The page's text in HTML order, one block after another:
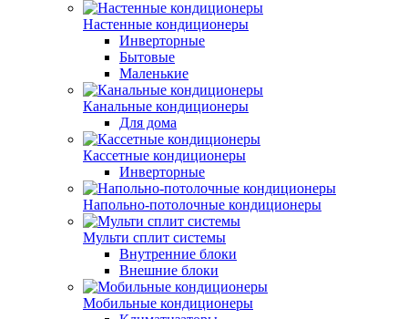
Настенные кондиционеры
Инверторные
Бытовые
Маленькие
Канальные кондиционеры
Для дома
Кассетные кондиционеры
Инверторные
Напольно-потолочные кондиционеры
Мульти сплит системы
Внутренние блоки
Внешние блоки
Мобильные кондиционеры